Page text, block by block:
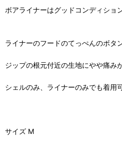
ボアライナーはグッドコンディショ
ライナーのフードのてっぺんのボタ
ジップの根元付近の生地にやや痛み
シェルのみ、ライナーのみでも着用
サイズ M